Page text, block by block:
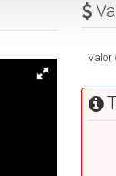
Valorㅤㅤㅤㅤㅤㅤㅤ
Valor